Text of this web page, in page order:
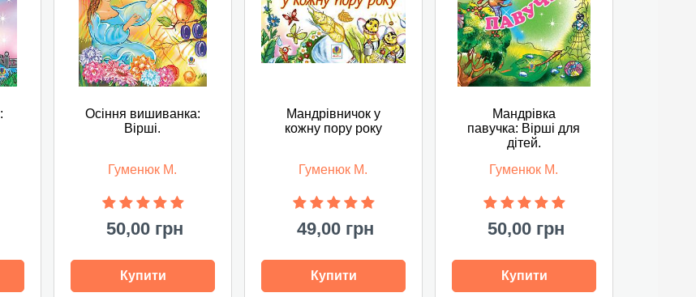
Осіння вишиванка:
Вірші.
Гуменюк М.
50,00 грн
Купити
Мандрівничок у
кожну пору року
Гуменюк М.
49,00 грн
Купити
Мандрівка
павучка: Вірші для
дітей.
Гуменюк М.
50,00 грн
Купити